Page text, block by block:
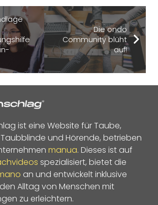
Die ondo
Community blüht
auf!
ist eine Website für Taube,
und Hörende, betrieben
manua. Dieses ist auf
spezialisiert, bietet die
an und entwickelt inklusive
Alltag von Menschen mit
zu erleichtern.